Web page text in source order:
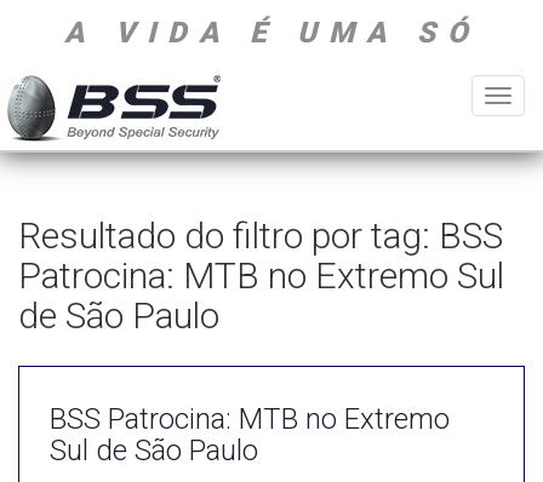
A VIDA É UMA SÓ
Resultado do filtro por tag: BSS
Patrocina: MTB no Extremo Sul
de São Paulo
BSS Patrocina: MTB no Extremo
Sul de São Paulo